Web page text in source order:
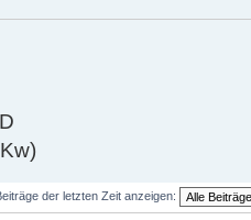
der letzten Zeit anzeigen: